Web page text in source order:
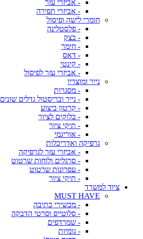
- אביזרי עזר
- אביזרי תפירה
חומרי לישה ופיסול
- פלסטלינה
- בצק
- חימר
- דאס
- קינטי
- אביזרי עזר לפיסול
נייר ומוצריו
- מסגרות
- נייר ובריסטול גדלים שונים
- קרטון ביצוע
- בלוקים לציור
- תיקי ציור
- אוריגמי
גרפיקה ואדריכלות
- אביזרי עזר לגרפיקה
- סרגלים ולוחות שרטוט
- עפרונות שרטוט
- תיקי ציור
ציוד למשרד
MUST HAVE
- מכשירי כתיבה
- סלוטייפ וסרטי הדבקה
- שמרדפים
- גומיות